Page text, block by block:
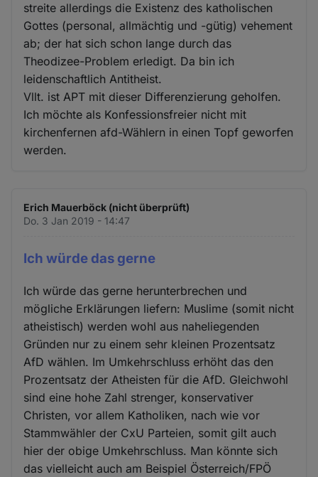
streite allerdings die Existenz des katholischen
Gottes (personal, allmächtig und -gütig) vehement
ab; der hat sich schon lange durch das
Theodizee-Problem erledigt. Da bin ich
leidenschaftlich Antitheist.
Vllt. ist APT mit dieser Differenzierung geholfen.
Ich möchte als Konfessionsfreier nicht mit
kirchenfernen afd-Wählern in einen Topf geworfen
werden.
Erich Mauerböck (nicht überprüft)
Do. 3 Jan 2019 - 14:47
Ich würde das gerne
Ich würde das gerne herunterbrechen und
mögliche Erklärungen liefern: Muslime (somit nicht
atheistisch) werden wohl aus naheliegenden
Gründen nur zu einem sehr kleinen Prozentsatz
AfD wählen. Im Umkehrschluss erhöht das den
Prozentsatz der Atheisten für die AfD. Gleichwohl
sind eine hohe Zahl strenger, konservativer
Christen, vor allem Katholiken, nach wie vor
Stammwähler der CxU Parteien, somit gilt auch
hier der obige Umkehrschluss. Man könnte sich
das vielleicht auch am Beispiel Österreich/FPÖ